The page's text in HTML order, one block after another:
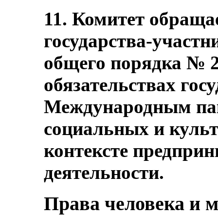
11. Комитет
государства-
общего порядка №
обязательствах
Международным
социальных и
контексте
деятельности.
Права человека и